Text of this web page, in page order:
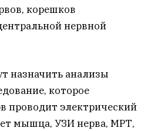
корешков
нервной
назначить анализы
которое
проводит электрический
мышца, УЗИ нерва, МРТ,